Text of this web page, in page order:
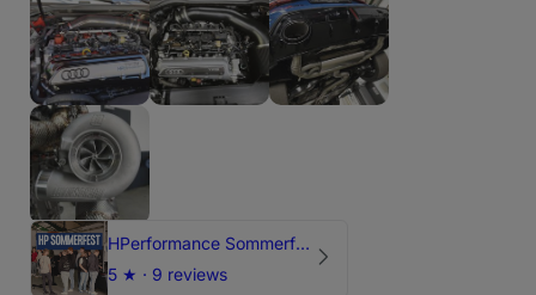
HPerformance Sommerfest 2026
5 ★ · 9 reviews